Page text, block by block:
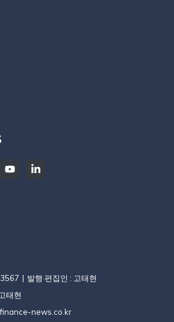
발행·편집인 : 고태현
태현
news.co.kr